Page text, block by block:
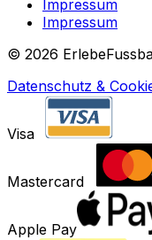
Impressum
Impressum
© 2026
Datenschutz &
Visa
Mastercard
Apple Pay